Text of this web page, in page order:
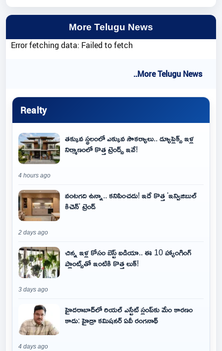
More Telugu News
Error fetching data: Failed to fetch
..More Telugu News
Realty
తక్కువ స్థలంలో ఎక్కువ సౌకర్యాలు.. డ్యూప్లెక్స్ ఇళ్ల
నిర్మాణంలో కొత్త ట్రెండ్స్ ఇవే!
4 hours ago
వంటగది ఉన్నా.. కనిపించదు! ఇదే కొత్త 'ఇన్విజిబుల్
కిచెన్' ట్రెండ్
2 days ago
చిన్న ఇళ్ల కోసం బెస్ట్ ఐడియా.. ఈ 10 హ్యాంగింగ్
ప్లాంట్స్‌తో ఇంటికి కొత్త లుక్!
3 days ago
హైదరాబాద్‌లో రియల్ ఎస్టేట్ స్లంప్‌కు మేం కారణం
కాదు: హైడ్రా కమిషనర్ ఏవీ రంగనాథ్
4 days ago